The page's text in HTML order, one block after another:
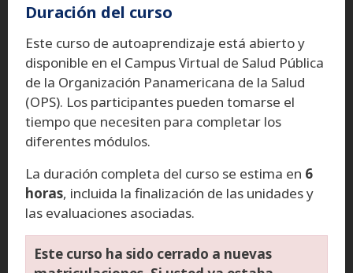
Duración del curso
Este curso de autoaprendizaje está abierto y
disponible en el Campus Virtual de Salud Pública
de la Organización Panamericana de la Salud
(OPS). Los participantes pueden tomarse el
tiempo que necesiten para completar los
diferentes módulos.
La duración completa del curso se estima en 6
horas, incluida la finalización de las unidades y
las evaluaciones asociadas.
Este curso ha sido cerrado a nuevas